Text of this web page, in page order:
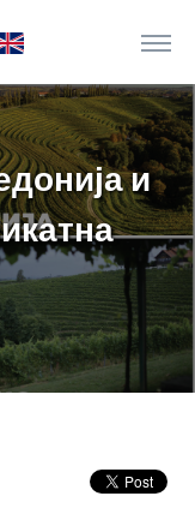
и